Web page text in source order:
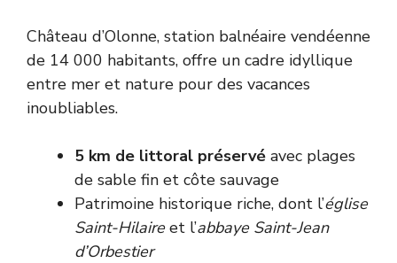
Château d’Olonne, station balnéaire vendéenne
de 14 000 habitants, offre un cadre idyllique
entre mer et nature pour des vacances
inoubliables.
5 km de littoral préservé avec plages
de sable fin et côte sauvage
Patrimoine historique riche, dont l’église
Saint-Hilaireet l’abbaye Saint-Jean
d’Orbestier